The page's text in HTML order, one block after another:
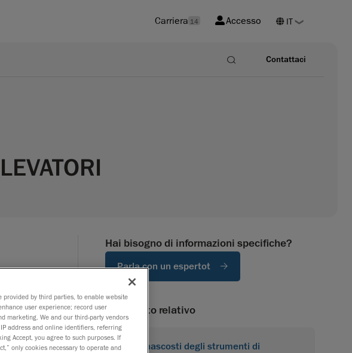
Carriera 14 Accesso
Contattaci
Hai bisogno di informazioni specifiche?
Parla con un espertot
Contenuto relativo
I costi nascosti degli strumenti di
provided by third parties, to enable website
user experience; record user
marketing. We and our third-party vendors
address and online identifiers, referring
Accept, you agree to such purposes. If
only cookies necessary to operate and